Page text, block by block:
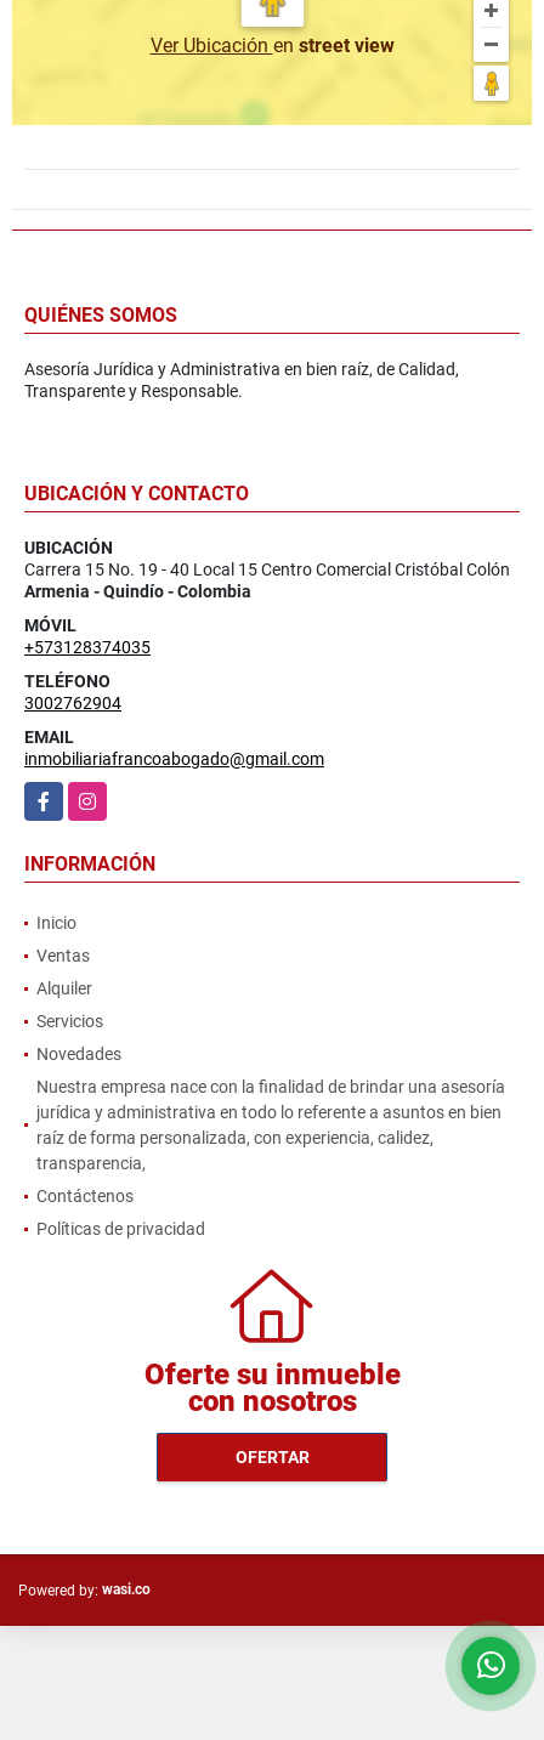
Ver Ubicación en street view
QUIÉNES SOMOS
Asesoría Jurídica y Administrativa en bien raíz, de Calidad,
Transparente y Responsable.
UBICACIÓN Y CONTACTO
UBICACIÓN
Carrera 15 No. 19 - 40 Local 15 Centro Comercial Cristóbal Colón
Armenia - Quindío - Colombia
MÓVIL
+573128374035
TELÉFONO
3002762904
EMAIL
inmobiliariafrancoabogado@gmail.com
FacebookInstagram
INFORMACIÓN
Inicio
Ventas
Alquiler
Servicios
Novedades
Nuestra empresa nace con la finalidad de brindar una asesoría
jurídica y administrativa en todo lo referente a asuntos en bien
raíz de forma personalizada, con experiencia, calidez,
transparencia,
Contáctenos
Políticas de privacidad
Oferte su inmueble
con nosotros
OFERTAR
Powered by: wasi.co